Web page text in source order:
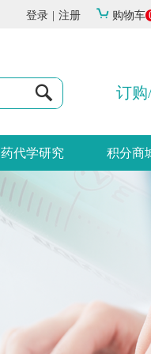
登录 注册 购物车
订购
药代学研究 积分商